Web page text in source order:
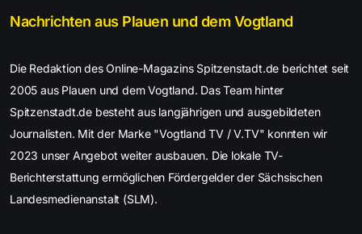
Nachrichten aus Plauen und dem Vogtland
Die Redaktion des Online-Magazins Spitzenstadt.de berichtet seit
2005 aus Plauen und dem Vogtland. Das Team hinter
Spitzenstadt.de besteht aus langjährigen und ausgebildeten
Journalisten. Mit der Marke "Vogtland TV / V.TV" konnten wir
2023 unser Angebot weiter ausbauen. Die lokale TV-
Berichterstattung ermöglichen Fördergelder der Sächsischen
Landesmedienanstalt (SLM).